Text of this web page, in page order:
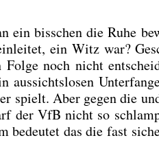
ein biss­chen die Ruhe
ein Witz war?
noch nicht
aus­sichts­lo­sen
spielt. Aber gegen die
VfB nicht so
bedeu­tet das die fast